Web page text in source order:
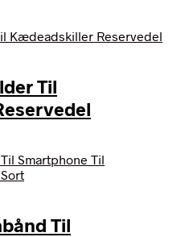
kr..
Til
Til